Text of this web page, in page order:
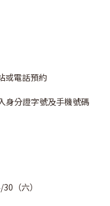
或電話預約
身分證字號及手機號碼
（六）